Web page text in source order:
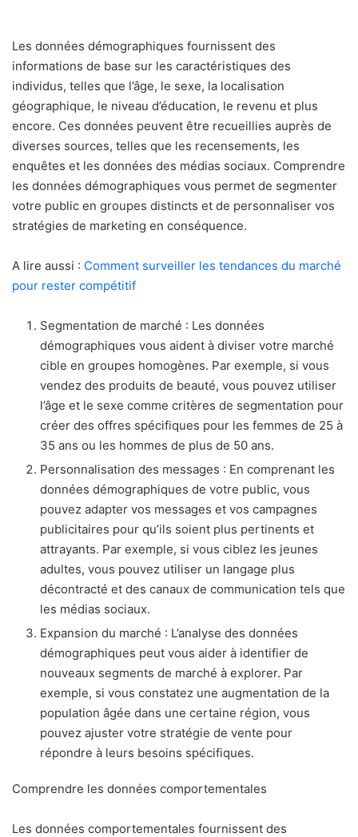
Les données démographiques fournissent des
informations de base sur les caractéristiques des
individus, telles que l’âge, le sexe, la localisation
géographique, le niveau d’éducation, le revenu et plus
encore. Ces données peuvent être recueillies auprès de
diverses sources, telles que les recensements, les
enquêtes et les données des médias sociaux. Comprendre
les données démographiques vous permet de segmenter
votre public en groupes distincts et de personnaliser vos
stratégies de marketing en conséquence.
A lire aussi : Comment surveiller les tendances du marché
pour rester compétitif
Segmentation de marché : Les données
démographiques vous aident à diviser votre marché
cible en groupes homogènes. Par exemple, si vous
vendez des produits de beauté, vous pouvez utiliser
l’âge et le sexe comme critères de segmentation pour
créer des offres spécifiques pour les femmes de 25 à
35 ans ou les hommes de plus de 50 ans.
Personnalisation des messages : En comprenant les
données démographiques de votre public, vous
pouvez adapter vos messages et vos campagnes
publicitaires pour qu’ils soient plus pertinents et
attrayants. Par exemple, si vous ciblez les jeunes
adultes, vous pouvez utiliser un langage plus
décontracté et des canaux de communication tels que
les médias sociaux.
Expansion du marché : L’analyse des données
démographiques peut vous aider à identifier de
nouveaux segments de marché à explorer. Par
exemple, si vous constatez une augmentation de la
population âgée dans une certaine région, vous
pouvez ajuster votre stratégie de vente pour
répondre à leurs besoins spécifiques.
Comprendre les données comportementales
Les données comportementales fournissent des